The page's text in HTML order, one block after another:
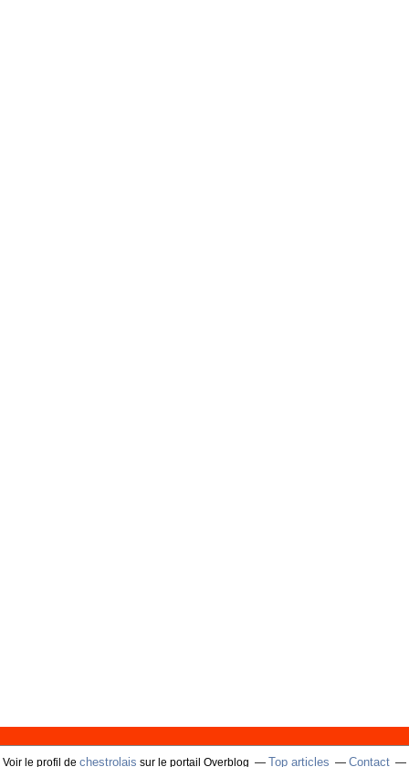
Voir le profil de chestrolais sur le portail Overblog Top articles Contact